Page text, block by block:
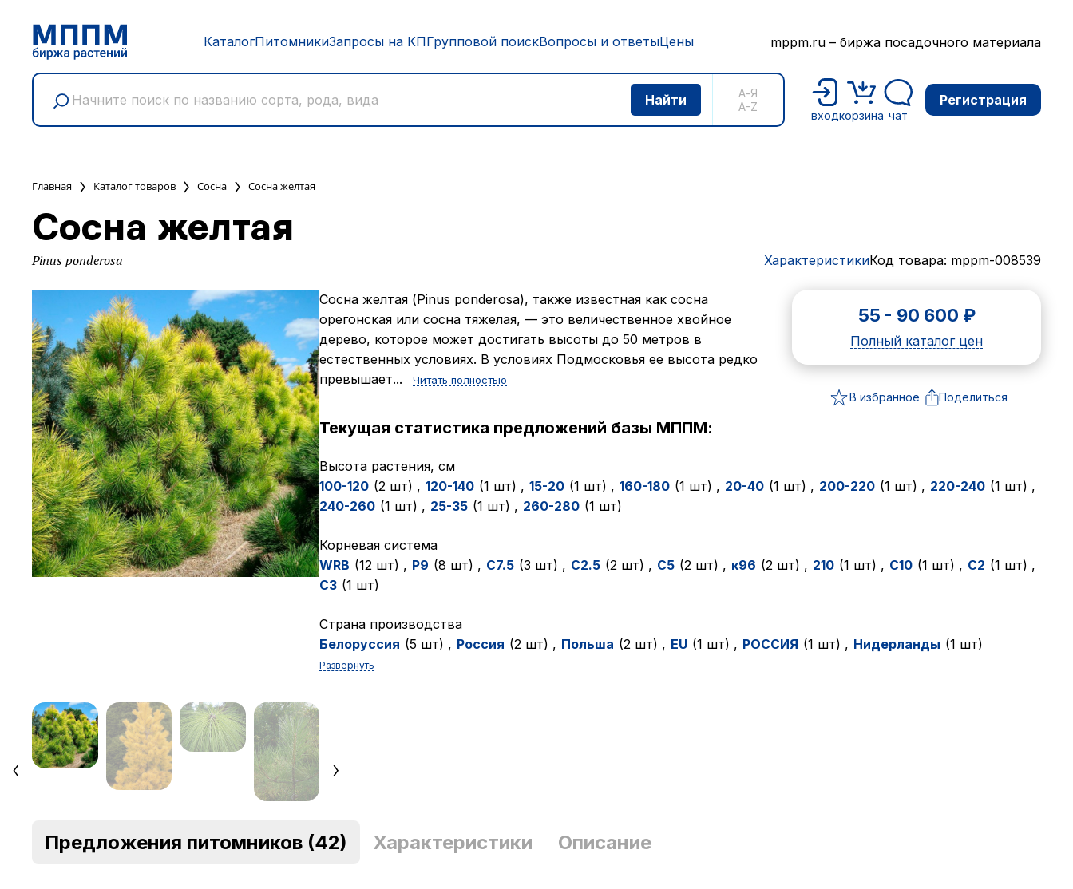
КаталогПитомникиЗапросы на КПГрупповой поискВопросы и ответыЦены mppm.ru – биржа посадочного материала
А-Я
A-Z
входкорзина чат
Регистрация
Главная Каталог товаров Сосна Сосна желтая
Сосна желтая
Pinus ponderosa ХарактеристикиКод товара: mppm-008539
Сосна желтая (Pinus ponderosa), также известная как сосна
орегонская или сосна тяжелая, — это величественное хвойное
дерево, которое может достигать высоты до 50 метров в
естественных условиях. В условиях Подмосковья ее высота редко
превышает...
Читать полностью
55 - 90 600 ₽
Полный каталог цен
В избранное Поделиться
Текущая статистика предложений базы МППМ:
Высота растения, см
100-120 (2 шт) , 120-140 (1 шт) , 15-20 (1 шт) , 160-180 (1 шт) , 20-40 (1 шт) , 200-220 (1 шт) , 220-240 (1 шт) ,
240-260 (1 шт) , 25-35 (1 шт) , 260-280 (1 шт)
Корневая система
WRB (12 шт) , P9 (8 шт) , C7.5 (3 шт) , C2.5 (2 шт) , C5 (2 шт) , к96 (2 шт) , 210 (1 шт) , C10 (1 шт) , C2 (1 шт) ,
C3 (1 шт)
Cтрана производства
Белоруссия (5 шт) , Pоссия (2 шт) , Польша (2 шт) , EU (1 шт) , PОCCИЯ (1 шт) , Нидерланды (1 шт)
Развернуть
Предложения питомников (42) Характеристики Описание